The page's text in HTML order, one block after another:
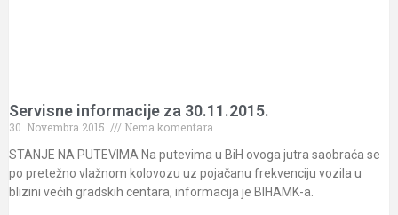
Servisne informacije za 30.11.2015.
30. Novembra 2015.
Nema komentara
STANJE NA PUTEVIMA Na putevima u BiH ovoga jutra saobraća se
po pretežno vlažnom kolovozu uz pojačanu frekvenciju vozila u
blizini većih gradskih centara, informacija je BIHAMK-a.